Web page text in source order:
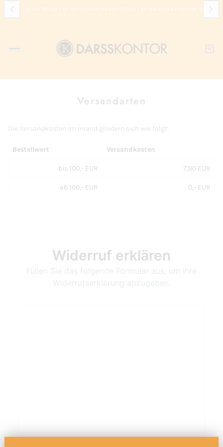
Unser neuer Shop ist da! Unser neuer Shop ist da! Unser neuer Shop
Versandarten
Die Versandkosten im Inland gliedern sich wie folgt:
Bestellwert Versandkosten
bis 100,- EUR 7,90 EUR
ab 100,- EUR 0,- EUR
Widerruf erklären